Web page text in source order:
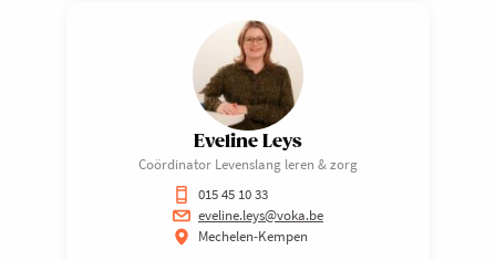
Eveline Leys
Coördinator Levenslang leren & zorg
015 45 10 33
eveline.leys@voka.be
Mechelen-Kempen